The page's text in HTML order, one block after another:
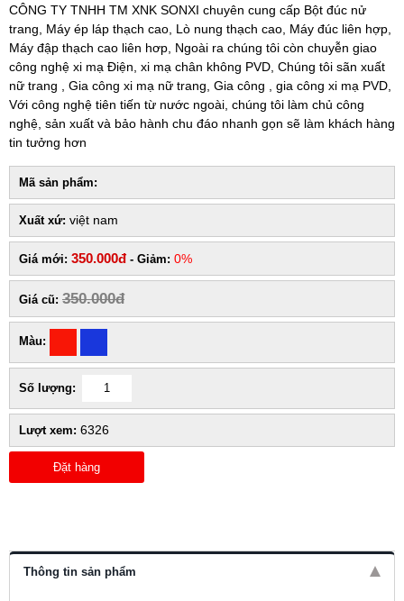
CÔNG TY TNHH TM XNK SONXI chuyên cung cấp Bột đúc nử
trang, Máy ép láp thạch cao, Lò nung thạch cao, Máy đúc liên hợp,
Máy đập thạch cao liên hơp, Ngoài ra chúng tôi còn chuyễn giao
công nghệ xi mạ Điện, xi mạ chân không PVD, Chúng tôi sãn xuất
nữ trang , Gia công xi mạ nữ trang, Gia công , gia công xi mạ PVD,
Với công nghệ tiên tiến từ nước ngoài, chúng tôi làm chủ công
nghệ, sản xuất và bảo hành chu đáo nhanh gọn sẽ làm khách hàng
tin tưởng hơn
Mã sản phẩm:
Xuất xứ: việt nam
Giá mới: 350.000đ - Giảm: 0%
Giá cũ: 350.000đ
Màu:
Số lượng:
Lượt xem: 6326
Đặt hàng
Thông tin sản phẩm